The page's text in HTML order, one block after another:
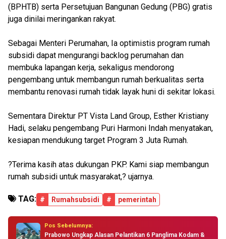
(BPHTB) serta Persetujuan Bangunan Gedung (PBG) gratis
juga dinilai meringankan rakyat.
Sebagai Menteri Perumahan, Ia optimistis program rumah
subsidi dapat mengurangi backlog perumahan dan
membuka lapangan kerja, sekaligus mendorong
pengembang untuk membangun rumah berkualitas serta
membantu renovasi rumah tidak layak huni di sekitar lokasi.
Sementara Direktur PT Vista Land Group, Esther Kristiany
Hadi, selaku pengembang Puri Harmoni Indah menyatakan,
kesiapan mendukung target Program 3 Juta Rumah.
?Terima kasih atas dukungan PKP. Kami siap membangun
rumah subsidi untuk masyarakat,? ujarnya.
TAG: # Rumahsubsidi # pemerintah
Pos Sebelumnya:
Prabowo Ungkap Alasan Pelantikan 6 Panglima Kodam &